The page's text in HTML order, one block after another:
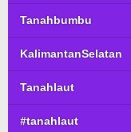
Tanahbumbu
KalimantanSelatan
Tanahlaut
#tanahlaut